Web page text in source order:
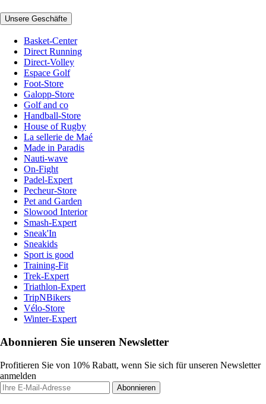
Unsere Geschäfte
Basket-Center
Direct Running
Direct-Volley
Espace Golf
Foot-Store
Galopp-Store
Golf and co
Handball-Store
House of Rugby
La sellerie de Maé
Made in Paradis
Nauti-wave
On-Fight
Padel-Expert
Pecheur-Store
Pet and Garden
Slowood Interior
Smash-Expert
Sneak'In
Sneakids
Sport is good
Training-Fit
Trek-Expert
Triathlon-Expert
TripNBikers
Vélo-Store
Winter-Expert
Abonnieren Sie unseren Newsletter
Profitieren Sie von 10% Rabatt, wenn Sie sich für unseren Newsletter
anmelden
Abonnieren